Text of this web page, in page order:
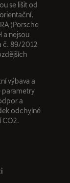
se lišit od
(Porsche
a nejsou
č. 89/2012
výbava a
parametry
a
odchylné
CO2.